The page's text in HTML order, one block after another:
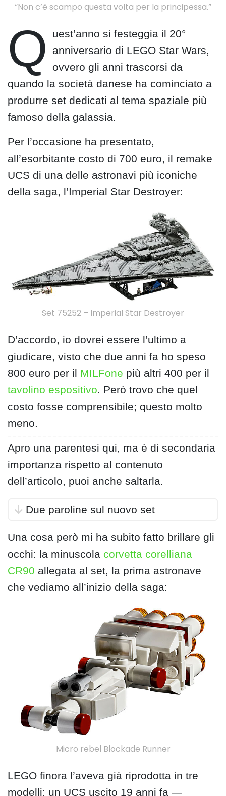
“Non c’è scampo questa volta per la principessa.”
Q
uest’anno si festeggia il 20°
anniversario di LEGO Star Wars,
ovvero gli anni trascorsi da
quando la società danese ha cominciato a
produrre set dedicati al tema spaziale più
famoso della galassia.
Per l’occasione ha presentato,
all’esorbitante costo di 700 euro, il remake
UCS di una delle astronavi più iconiche
della saga, l’Imperial Star Destroyer:
Set 75252 – Imperial Star Destroyer
D’accordo, io dovrei essere l’ultimo a
giudicare, visto che due anni fa ho speso
800 euro per il MILFone più altri 400 per il
tavolino espositivo. Però trovo che quel
costo fosse comprensibile; questo molto
meno.
Apro una parentesi qui, ma è di secondaria
importanza rispetto al contenuto
dell’articolo, puoi anche saltarla.
Due paroline sul nuovo set
Una cosa però mi ha subito fatto brillare gli
occhi: la minuscola corvetta corelliana
CR90 allegata al set, la prima astronave
che vediamo all’inizio della saga:
Micro rebel Blockade Runner
LEGO finora l’aveva già riprodotta in tre
modelli: un UCS uscito 19 anni fa —